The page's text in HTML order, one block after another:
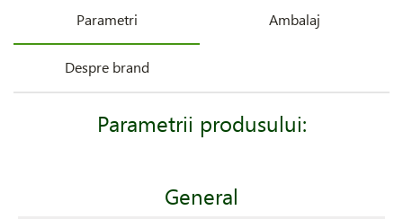
Parametri Ambalaj
Despre brand
Parametrii produsului:
General